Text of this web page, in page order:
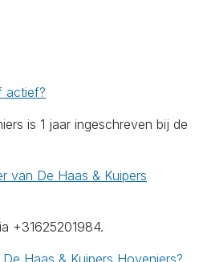
actief?
is 1 jaar ingeschreven bij de
van De Haas & Kuipers
+31625201984.
Haas & Kuipers Hoveniers?